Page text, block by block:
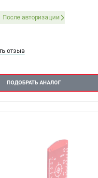
После авторизации
отзыв
ПОДОБРАТЬ АНАЛОГ